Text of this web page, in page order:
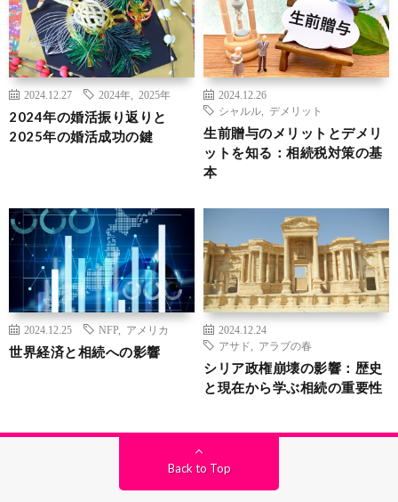
2024.12.27 2024年 2025年
2024年の婚活振り返りと
2025年の婚活成功の鍵
2024.12.26
シャルル
デメリット
生前贈与のメリットとデメリ
ットを知る：相続税対策の基
本
2024.12.25 NFP アメリカ
世界経済と相続への影響
2024.12.24
アサド
アラブの春
シリア政権崩壊の影響：歴史
と現在から学ぶ相続の重要性
Back to Top